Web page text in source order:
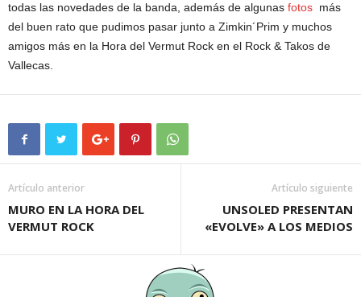
todas las novedades de la banda, además de algunas fotos más
del buen rato que pudimos pasar junto a Zimkin´Prim y muchos
amigos más en la Hora del Vermut Rock en el Rock & Takos de
Vallecas.
Artículo anterior
MURO EN LA HORA DEL
VERMUT ROCK
Artículo siguiente
UNSOLED PRESENTAN
«EVOLVE» A LOS MEDIOS